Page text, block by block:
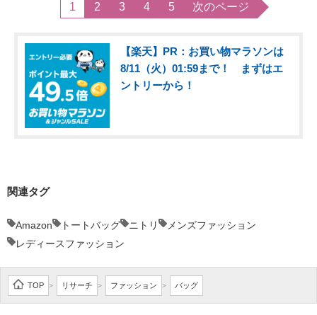
1 2 3 4 5 次のページ
【楽天】PR：お買い物マラソンは
8/11（火）01:59まで！ まずはエ
ントリーから！
関連タグ
Amazon トートバッグ ニトリ
メンズファッション
レディースファッション
TOP > リサーチ > ファッション > バッグ